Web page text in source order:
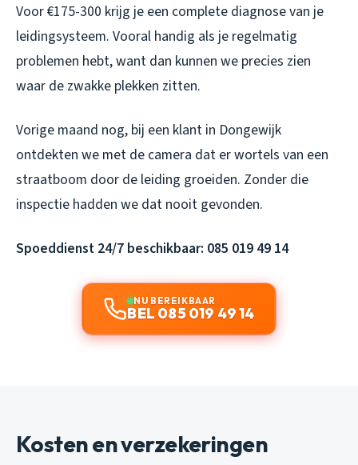
Voor €175-300 krijg je een complete diagnose van je
leidingsysteem. Vooral handig als je regelmatig
problemen hebt, want dan kunnen we precies zien
waar de zwakke plekken zitten.
Vorige maand nog, bij een klant in Dongewijk
ontdekten we met de camera dat er wortels van een
straatboom door de leiding groeiden. Zonder die
inspectie hadden we dat nooit gevonden.
Spoeddienst 24/7 beschikbaar: 085 019 49 14
NU BEREIKBAAR
BEL 085 019 49 14
Kosten en verzekeringen